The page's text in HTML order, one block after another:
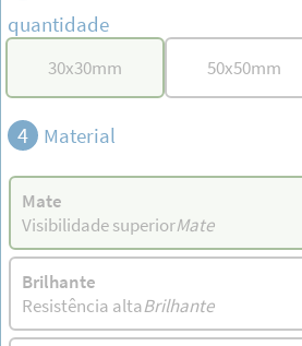
quantidade
30x30mm 50x50mm
4 Material
Mate
Visibilidade superiorMate
Brilhante
Resistência altaBrilhante